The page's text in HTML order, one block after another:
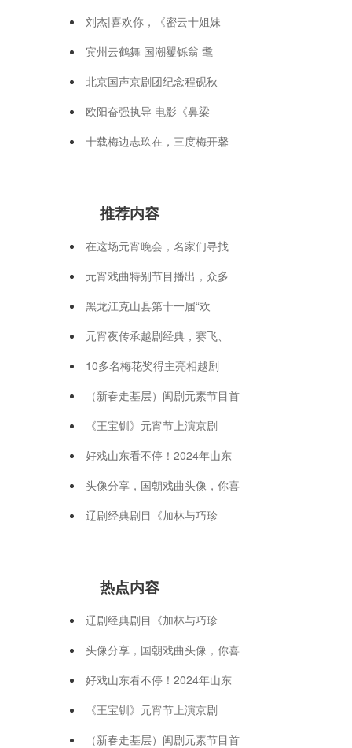
刘杰|喜欢你，《密云十姐妹
宾州云鹤舞 国潮矍铄翁 耄
北京国声京剧团纪念程砚秋
欧阳奋强执导 电影《鼻梁
十载梅边志玖在，三度梅开馨
推荐内容
在这场元宵晚会，名家们寻找
元宵戏曲特别节目播出，众多
黑龙江克山县第十一届“欢
元宵夜传承越剧经典，赛飞、
10多名梅花奖得主亮相越剧
（新春走基层）闽剧元素节目首
《王宝钏》元宵节上演京剧
好戏山东看不停！2024年山东
头像分享，国朝戏曲头像，你喜
辽剧经典剧目《加林与巧珍
热点内容
辽剧经典剧目《加林与巧珍
头像分享，国朝戏曲头像，你喜
好戏山东看不停！2024年山东
《王宝钏》元宵节上演京剧
（新春走基层）闽剧元素节目首